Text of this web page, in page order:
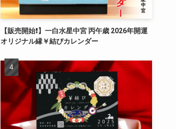
【販売開始❗️】一白水星中宮 丙午歳 2026年開運
オリジナル縁￥結びカレンダー